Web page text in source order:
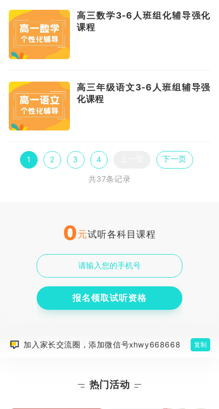
高三数学3-6人班组化辅导强化
课程
高三年级语文3-6人班组辅导强
化课程
1 2 3 4 下一页
共37条记录
0元试听各科目课程
报名领取试听资格
加入家长交流圈，添加微信号xhwy668668 复制
热门活动